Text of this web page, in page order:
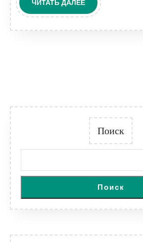
ЧИТАТЬ ДАЛЕЕЧИТАТЬ
ДАЛЕЕ
Поиск
Поиск